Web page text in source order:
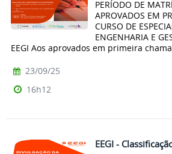
PERÍODO DE
APROVADOS EM
CURSO DE
ENGENHARIA E
EEGI Aos aprovados em primeira
23/09/25
16h12
EEGI -